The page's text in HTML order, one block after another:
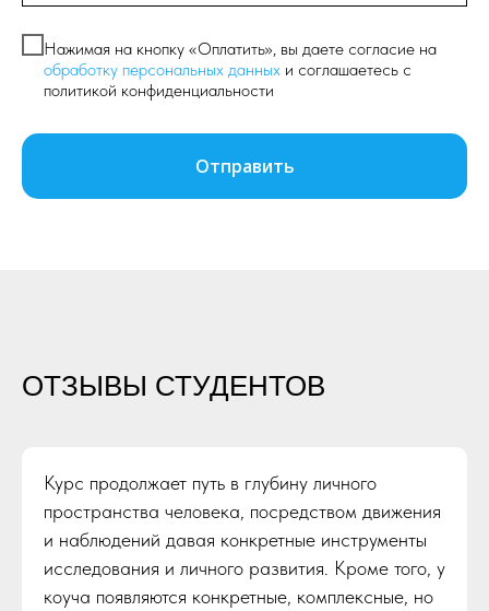
Нажимая на кнопку «Оплатить», вы даете согласие на
обработку персональных данных и соглашаетесь c
политикой конфиденциальности
Отправить
ОТЗЫВЫ СТУДЕНТОВ
Курс продолжает путь в глубину личного
пространства человека, посредством движения
и наблюдений давая конкретные инструменты
исследования и личного развития. Кроме того, у
коуча появляются конкретные, комплексные, но